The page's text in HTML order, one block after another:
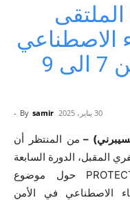
الاصطناعي
والأمن السيبرني من 7 الى 9
By samir
- 30 يناير، 2025
– من المنتظر أن
مدنية الحمامات من 7 الى 9 فيفري المقبل، الدورة السابعة
من الملتقى الوطني PROTECT SENIOR حول موضوع
الاصطناعي في الأمن